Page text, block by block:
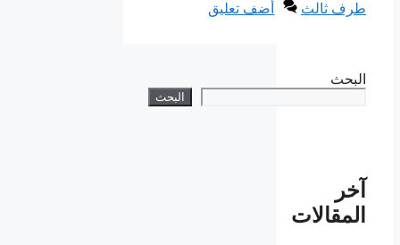
طرف ثالث
أضف تعليق
البحث
البحث
آخر
المقالات